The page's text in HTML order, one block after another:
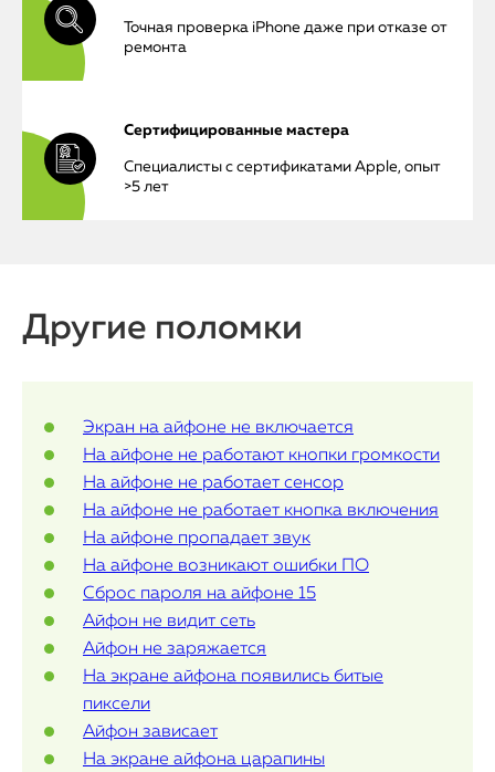
iPhone
Mac Mini
О нас
Контакты
Статьи
Точная проверка iPhone даже при отказе от
ремонта
Сертифицированные мастера
Специалисты с сертификатами Apple, опыт
>5 лет
Другие поломки
Экран на айфоне не включается
На айфоне не работают кнопки громкости
На айфоне не работает сенсор
На айфоне не работает кнопка включения
На айфоне пропадает звук
На айфоне возникают ошибки ПО
Сброс пароля на айфоне 15
Айфон не видит сеть
Айфон не заряжается
На экране айфона появились битые
пиксели
Айфон зависает
На экране айфона царапины